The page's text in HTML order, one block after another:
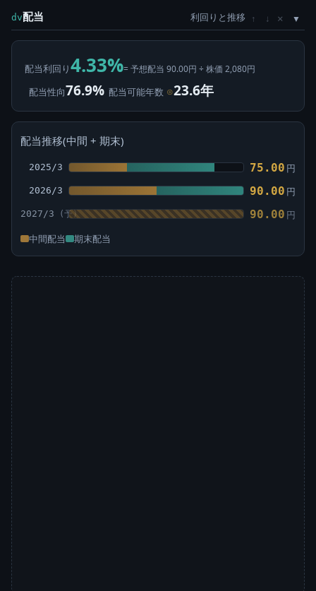
dv配当 利回りと推移 ↑ ↓ ×
配当利回り4.33%= 予想配当 90.00円 ÷ 株価 2,080円
配当性向76.9% 配当可能年数 ⊙23.6年
配当推移(中間 + 期末)
2025/3 75.00 円
2026/3 90.00 円
2027/3 90.00 円
中間配当 期末配当